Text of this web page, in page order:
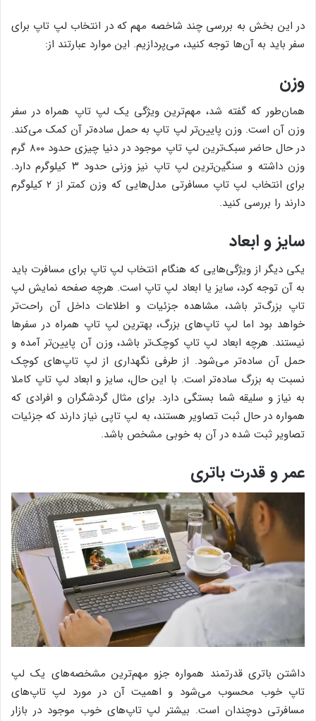
در این بخش به بررسی چند شاخصه مهم که در انتخاب لپ تاپ برای
سفر باید به آن‌ها توجه کنید، می‌پردازیم. این موارد عبارتند از:
وزن
همان‌طور که گفته شد، مهم‌ترین ویژگی یک لپ تاپ همراه در سفر
وزن آن است. وزن پایین‌تر لپ تاپ به حمل ساده‌تر آن کمک می‌کند.
در حال حاضر سبک‌ترین لپ تاپ موجود در دنیا چیزی حدود ۸۰۰ گرم
وزن داشته و سنگین‌ترین لپ تاپ نیز وزنی حدود ۳ کیلوگرم دارد.
برای انتخاب لپ تاپ مسافرتی مدل‌هایی که وزن کمتر از ۲ کیلوگرم
دارند را بررسی کنید.
سایز و ابعاد
یکی دیگر از ویژگی‌هایی که هنگام انتخاب لپ تاپ برای مسافرت باید
به آن توجه کرد، سایز یا ابعاد لپ تاپ است. هرچه صفحه نمایش لپ
تاپ بزرگ‌تر باشد، مشاهده جزئیات و اطلاعات داخل آن راحت‌تر
خواهد بود اما لپ تاپ‌های بزرگ، بهترین لپ تاپ همراه در سفرها
نیستند. هرچه ابعاد لپ تاپ کوچک‌تر باشد، وزن آن پایین‌تر آمده و
حمل آن‌ ساده‌تر می‌شود. از طرفی نگهداری از لپ تاپ‌های کوچک
نسبت به بزرگ ساده‌تر است. با این حال، سایز و ابعاد لپ تاپ کاملا
به نیاز و سلیقه شما بستگی دارد. برای مثال گردشگران و افرادی که
همواره در حال ثبت تصاویر هستند، به لپ تاپی نیاز دارند که جزئیات
تصاویر ثبت شده در آن به خوبی مشخص باشد.
عمر و قدرت باتری
داشتن باتری قدرتمند همواره جزو مهم‌ترین مشخصه‌های یک لپ
تاپ خوب محسوب می‌شود و اهمیت آن در مورد لپ تاپ‌های
مسافرتی دوچندان است. بیشتر لپ تاپ‌های خوب موجود در بازار